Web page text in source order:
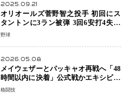
2025.09.21
オリオールズ菅野智之投手 初回にス
タントンに3ラン被弾 3回6安打4失点
で降板
野球
2026.05.08
メイウェザーとパッキャオ再戦へ「48
時間以内に決着」公式戦かエキシビシ
ョンか混迷続く
格闘技